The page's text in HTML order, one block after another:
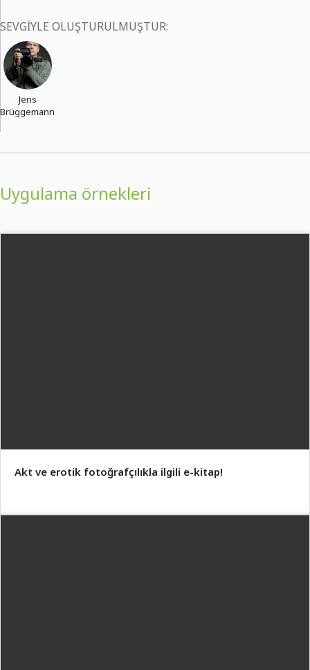
SEVGIYLE OLUŞTURULMUŞTUR:
Jens
Brüggemann
Uygulama örnekleri
Akt ve erotik fotoğrafçılıkla ilgili e-kitap!